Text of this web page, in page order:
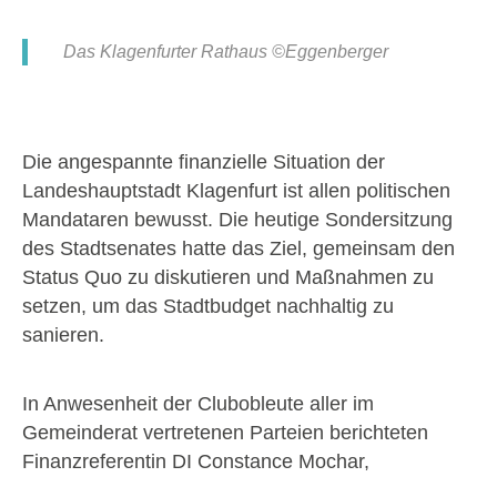
Das Klagenfurter Rathaus ©Eggenberger
Die angespannte finanzielle Situation der
Landeshauptstadt Klagenfurt ist allen politischen
Mandataren bewusst. Die heutige Sondersitzung
des Stadtsenates hatte das Ziel, gemeinsam den
Status Quo zu diskutieren und Maßnahmen zu
setzen, um das Stadtbudget nachhaltig zu
sanieren.
In Anwesenheit der Clubobleute aller im
Gemeinderat vertretenen Parteien berichteten
Finanzreferentin DI Constance Mochar,